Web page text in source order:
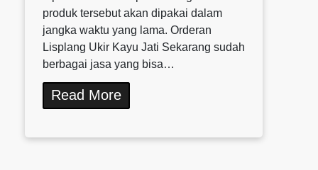
produk tersebut akan dipakai dalam
jangka waktu yang lama. Orderan
Lisplang Ukir Kayu Jati Sekarang sudah
berbagai jasa yang bisa…
Read More